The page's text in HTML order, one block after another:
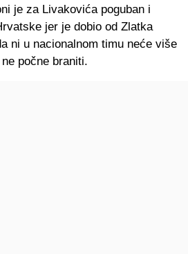
je za Livakovića poguban i
jer je dobio od Zlatka
ni u nacionalnom timu neće više
počne braniti.